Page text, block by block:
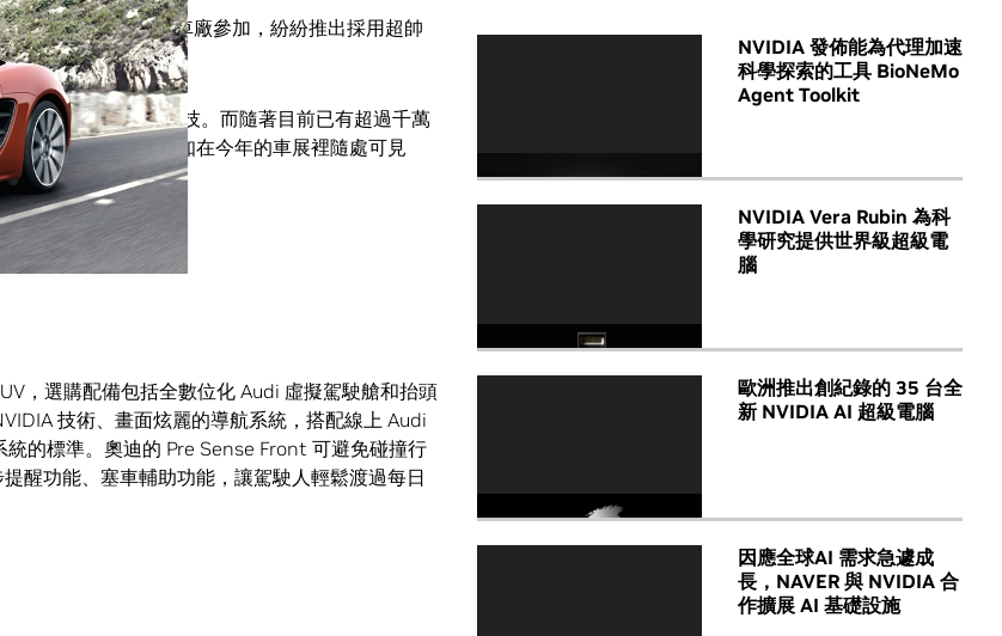
瓦車展有眾多知名車廠參加，紛紛推出採用超帥
款與概念車。
新車款、功能和科技。而隨著目前已有超過千萬
們的技術，可想而知在今年的車展裡隨處可見
，選購配備包括全數位化 Audi 虛擬駕駛艙和抬頭
技術、畫面炫麗的導航系統，搭配線上 Audi
的標準。奧迪的 Pre Sense Front 可避免碰撞行
醒功能、塞車輔助功能，讓駕駛人輕鬆渡過每日
NVIDIA 發佈能為代理加速
科學探索的工具 BioNeMo
Agent Toolkit
NVIDIA Vera Rubin 為科
學研究提供世界級超級電
腦
歐洲推出創紀錄的 35 台全
新 NVIDIA AI 超級電腦
因應全球AI 需求急遽成
長，NAVER 與 NVIDIA 合
作擴展 AI 基礎設施